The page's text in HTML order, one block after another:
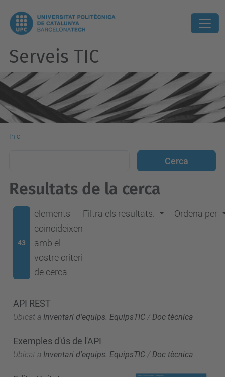
Serveis TIC
Inici
Resultats de la cerca
43
elements
coincideixen
amb el
vostre criteri
de cerca
Filtra els resultats. Ordena per
API REST
Ubicat a Inventari d'equips. EquipsTIC / Doc tècnica
Exemples d'ús de l'API
Ubicat a Inventari d'equips. EquipsTIC /Doc tècnica